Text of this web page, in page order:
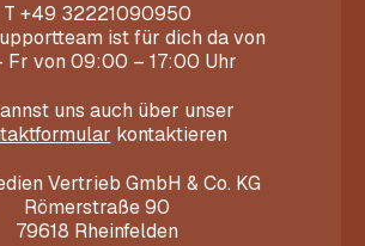
T +49 32221090950
ist für dich da von
Fr von 09:00 – 17:00 Uhr
uns auch über unser
kontaktieren
Vertrieb GmbH & Co. KG
Römerstraße 90
79618 Rheinfelden